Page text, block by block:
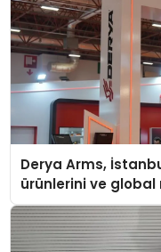
Derya Arms,
ürünlerini ve